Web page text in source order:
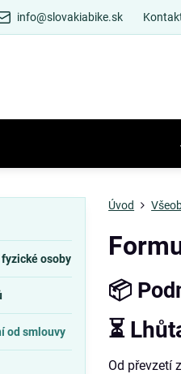
info@slovakiabike.sk
Úvod
📦
⏳
Od převzetí
osoby
od smlouvy